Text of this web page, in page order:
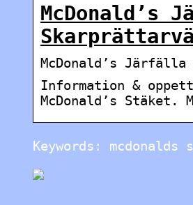
McDonald’s
McDonald’s
Information &
McDonald’s Stäket.
Keywords: